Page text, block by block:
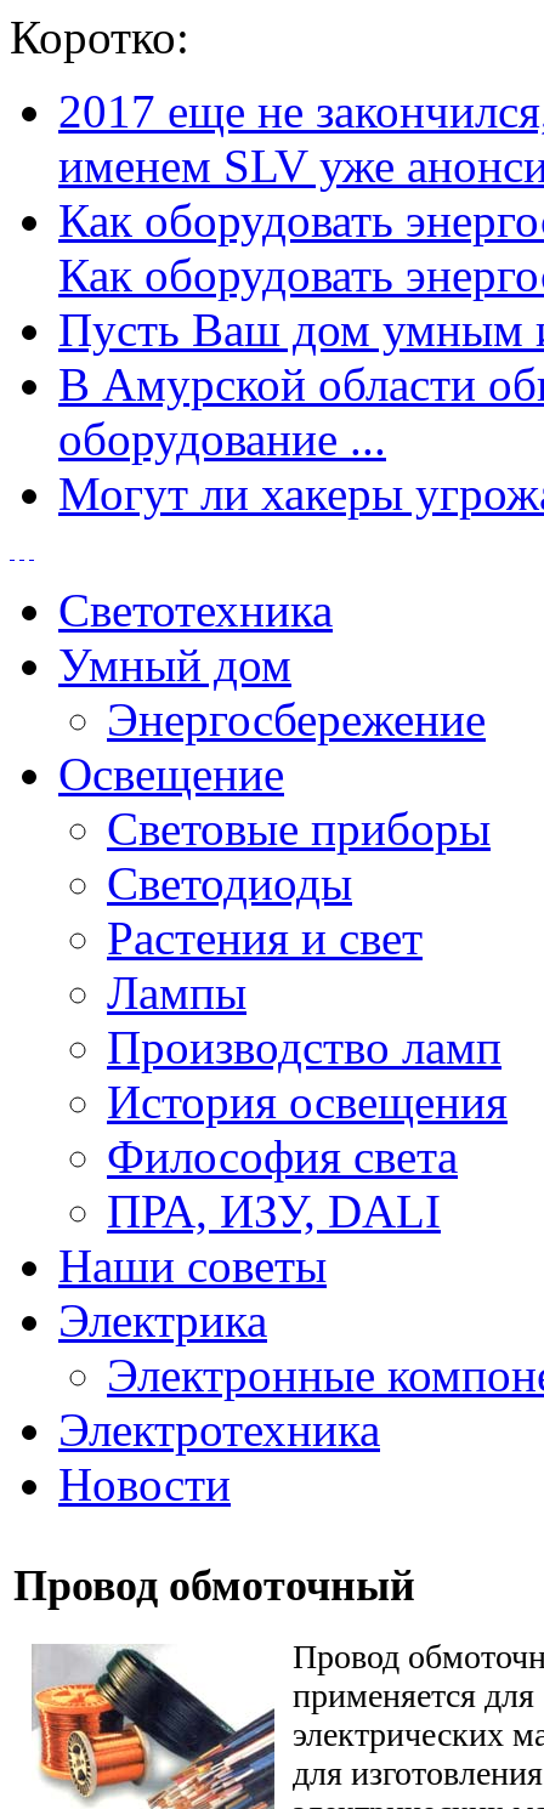
Коротко:
2017 еще не
именем SLV уже
Как оборудовать
Как оборудовать
Пусть Ваш дом умным
В Амурской области
оборудование ...
Могут ли хакеры
Светотехника
Умный дом
Энергосбережение
Освещение
Световые приборы
Светодиоды
Растения и свет
Лампы
Производство ламп
История освещения
Философия света
ПРА, ИЗУ, DALI
Наши советы
Электрика
Электронные
Электротехника
Новости
Провод обмоточный
Провод
применяется
электрических
для